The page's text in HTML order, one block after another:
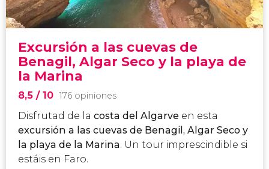
Excursión a las cuevas de
Benagil, Algar Seco y la playa de
la Marina
8,5 / 10 176 opiniones
Disfrutad de la costa del Algarve en esta
excursión a las cuevas de Benagil, Algar Seco y
la playa de la Marina. Un tour imprescindible si
estáis en Faro.